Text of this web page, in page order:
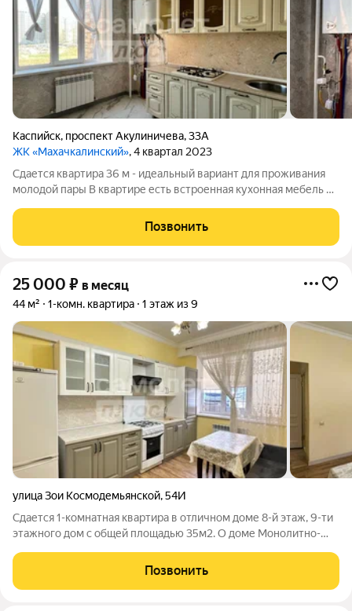
Каспийск, проспект Акулиничева,33А
ЖК «Махачкалинский», 4 квартал 2023
Сдается квартира 36 м - идеальный вариант для проживания
молодой пары В квартире есть встроенная кухонная мебель и
Монoлитный 2 Лифта Открытaя пaркoвка Очень удoбнoe
рaсполoжение Дом заселен Тихие
Позвонить
25 000 ₽ в месяц
44 м² 1-комн. квартира 1 этаж из 9
улица Зои Космодемьянской,54И
Сдается 1-комнатная квартира в отличном доме 8-й этаж, 9-ти
этажного дом с общей площадью 35м2. О доме Монолитно-
тех кто ценит комфорт! О квартире Площадь: 44м2 Цокольный
этаж 9 этажного дома
Позвонить